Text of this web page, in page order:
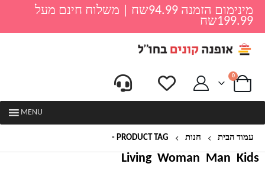
מינימום הזמנה 94.99שח | משלוח חינם מעל
199.99שח
0
MENU
עמוד הבית חנות PRODUCT TAG -
Kids
Man
Woman
Living